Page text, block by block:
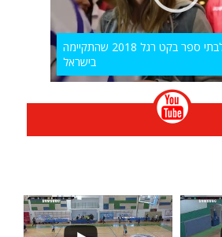
אליפות העולם לבתי ספר בקט רגל 2018 שהתקיימה
בישראל